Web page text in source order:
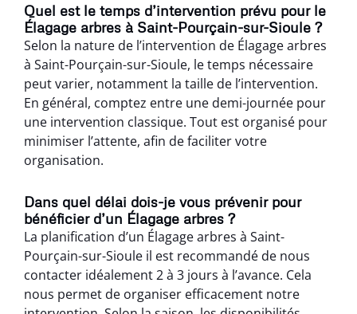
Quel est le temps d’intervention prévu pour le
Élagage arbres à Saint-Pourçain-sur-Sioule ?
Selon la nature de l’intervention de Élagage arbres
à Saint-Pourçain-sur-Sioule, le temps nécessaire
peut varier, notamment la taille de l’intervention.
En général, comptez entre une demi-journée pour
une intervention classique. Tout est organisé pour
minimiser l’attente, afin de faciliter votre
organisation.
Dans quel délai dois-je vous prévenir pour
bénéficier d’un Élagage arbres ?
La planification d’un Élagage arbres à Saint-
Pourçain-sur-Sioule il est recommandé de nous
contacter idéalement 2 à 3 jours à l’avance. Cela
nous permet de organiser efficacement notre